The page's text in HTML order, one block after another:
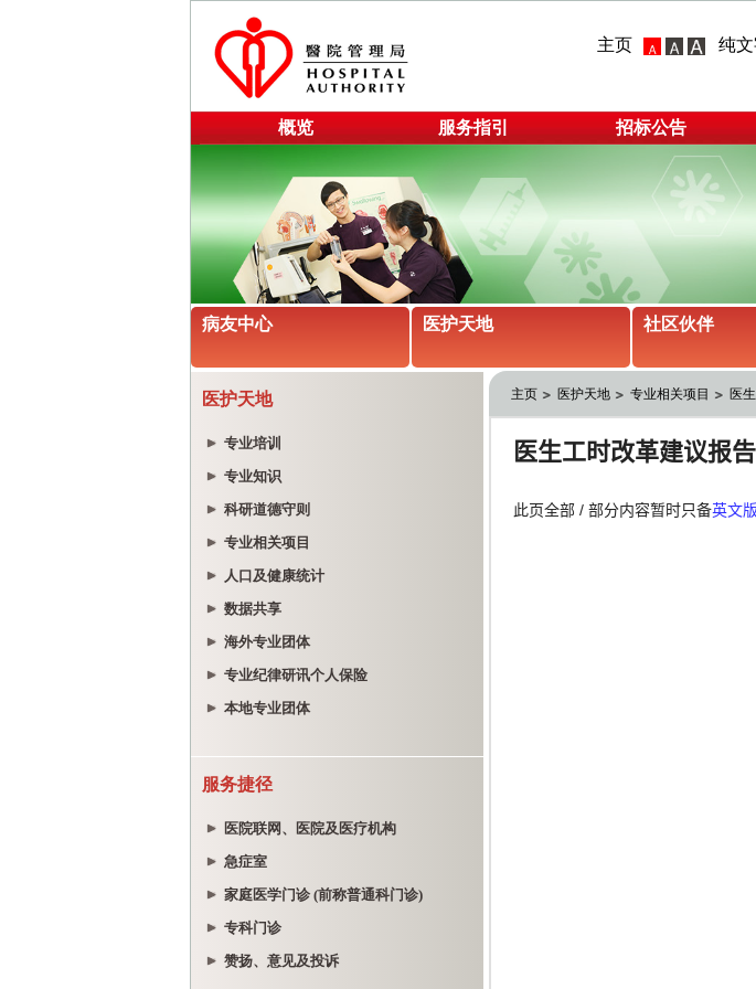
主页 纯
概览 服务指引 招标公告
病友中心 医护天地 社区伙伴
医护天地
专业培训
专业知识
科研道德守则
专业相关项目
人口及健康统计
数据共享
海外专业团体
专业纪律研讯个人保险
本地专业团体
服务捷径
医院联网、医院及医疗机构
急症室
家庭医学门诊 (前称普通科门诊)
专科门诊
赞扬、意见及投诉
主页 医护天地 专业相关项目 医